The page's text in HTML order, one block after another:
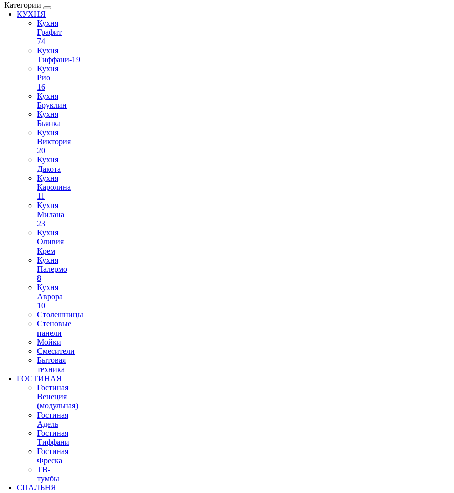
Категории
КУХНЯ
Кухня
Графит
74
Кухня
Тиффани-19
Кухня
Рио
16
Кухня
Бруклин
Кухня
Бьянка
Кухня
Виктория
20
Кухня
Дакота
Кухня
Каролина
11
Кухня
Милана
23
Кухня
Оливия
Крем
Кухня
Палермо
8
Кухня
Аврора
10
Столешницы
Стеновые
панели
Мойки
Смесители
Бытовая
техника
ГОСТИНАЯ
Гостиная
Венеция
(модульная)
Гостиная
Адель
Гостиная
Тиффани
Гостиная
Фреска
ТВ-
тумбы
СПАЛЬНЯ